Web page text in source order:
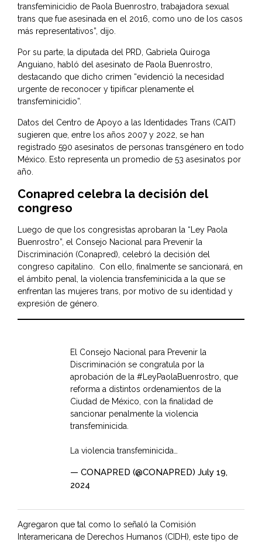
transfeminicidio de Paola Buenrostro, trabajadora sexual
trans que fue asesinada en el 2016, como uno de los casos
más representativos”, dijo.
Por su parte, la diputada del PRD, Gabriela Quiroga
Anguiano, habló del asesinato de Paola Buenrostro,
destacando que dicho crimen “evidenció la necesidad
urgente de reconocer y tipificar plenamente el
transfeminicidio”.
Datos del Centro de Apoyo a las Identidades Trans (CAIT)
sugieren que, entre los años 2007 y 2022, se han
registrado 590 asesinatos de personas transgénero en todo
México. Esto representa un promedio de 53 asesinatos por
año.
Conapred celebra la decisión del
congreso
Luego de que los congresistas aprobaran la “Ley Paola
Buenrostro”, el Consejo Nacional para Prevenir la
Discriminación (Conapred), celebró la decisión del
congreso capitalino. Con ello, finalmente se sancionará, en
el ámbito penal, la violencia transfeminicida a la que se
enfrentan las mujeres trans, por motivo de su identidad y
expresión de género.
El Consejo Nacional para Prevenir la
Discriminación se congratula por la
aprobación de la #LeyPaolaBuenrostro, que
reforma a distintos ordenamientos de la
Ciudad de México, con la finalidad de
sancionar penalmente la violencia
transfeminicida.
La violencia transfeminicida…
— CONAPRED (@CONAPRED) July 19,
2024
Agregaron que tal como lo señaló la Comisión
Interamericana de Derechos Humanos (CIDH), este tipo de